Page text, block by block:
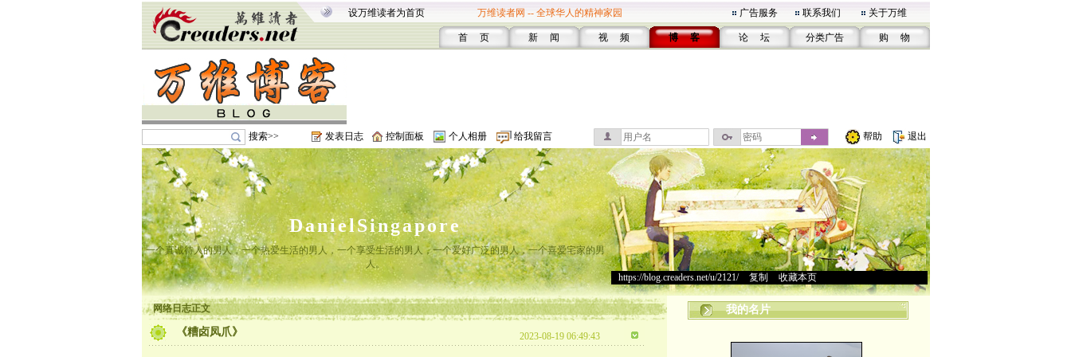
设万维读者为首页 万维读者网 -- 全球华人的精神家园 广告服务 联系我们 关于万维
首 页 新 闻 视 频 博 客 论 坛 分类广告 购 物
搜索>> 发表日志 控制面板 个人相册 给我留言 帮助 退出
DanielSingapore
一个真诚待人的男人，一个热爱生活的男人，一个享受生活的男人，一个爱好广泛的男人，一个喜爱宅家的男
人。
https://blog.creaders.net/u/2121/> 复制 收藏本页
网络日志正文
《糟卤凤爪》 2023-08-19 06:49:43
我的名片